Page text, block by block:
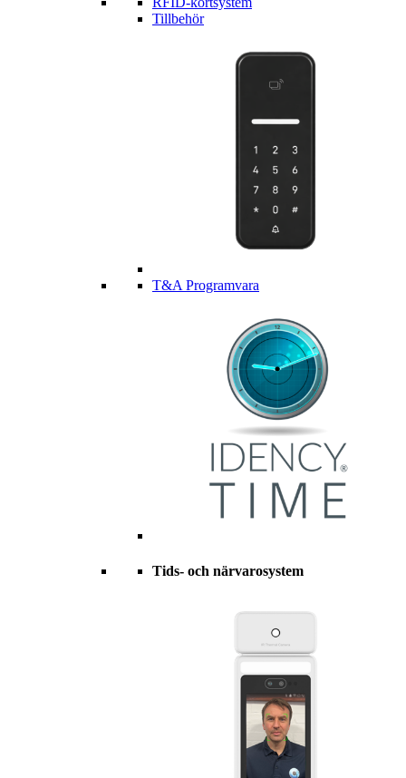
Tillbehör
T&A Programvara
Tids- och närvarosystem